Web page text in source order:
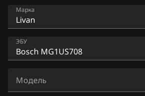
Марка
Acura
Alfa Romeo
ATLAS
ЭБУ
Bosch MG1US708
Модель